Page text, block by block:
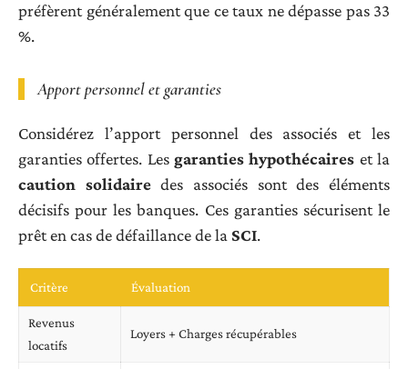
préfèrent généralement que ce taux ne dépasse pas 33
%.
Apport personnel et garanties
Considérez l’apport personnel des associés et les
garanties offertes. Les garanties hypothécaires et la
caution solidairedes associés sont des éléments
décisifs pour les banques. Ces garanties sécurisent le
prêt en cas de défaillance de la SCI.
Critère Évaluation
Revenus
locatifs
Loyers + Charges récupérables